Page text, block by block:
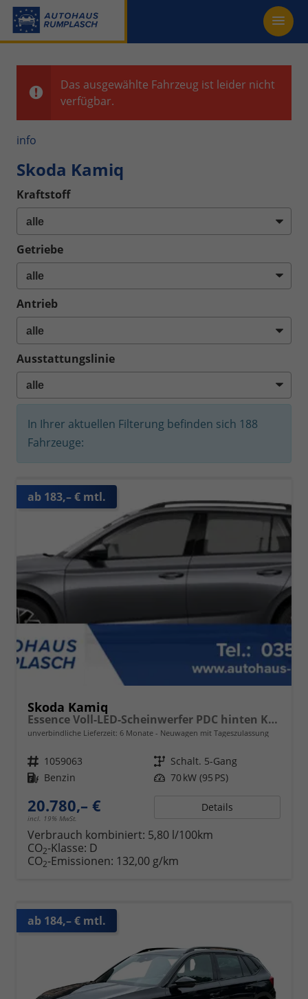
Das ausgewählte Fahrzeug ist leider nicht
verfügbar.
info
Skoda Kamiq
Kraftstoff
Getriebe
Antrieb
Ausstattungslinie
In Ihrer aktuellen Filterung befinden sich 188
Fahrzeuge:
ab 183,– € mtl.
Skoda Kamiq
Essence Voll-LED-Scheinwerfer PDC hinten Klima
unverbindliche Lieferzeit: 6 Monate Neuwagen mit Tageszulassung
Fahrzeugnr. 1059063 Getriebe Schalt. 5-Gang
Kraftstoff Benzin Leistung 70 kW (95 PS)
20.780,– €
incl. 19% MwSt.
Details
Verbrauch kombiniert: 5,80 l/100km
CO2-Klasse: D
CO2-Emissionen: 132,00 g/km
ab 184,– € mtl.